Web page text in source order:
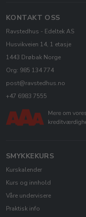
KONTAKT OSS
Ravstedhus - Edeltek AS
Husvikveien 14, 1 etasje
1443 Drøbak Norge
Org: 985 134 774
post@ravstedhus.no
+47 6983 7555
SMYKKEKURS
Kurskalender
Kurs og innhold
Våre undervisere
Praktisk info